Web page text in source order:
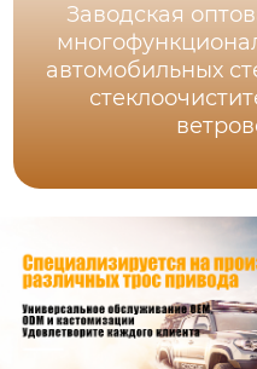
Заводская
автомобильных